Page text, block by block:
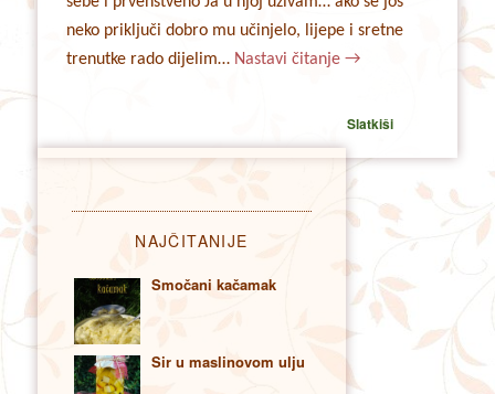
neko priključi dobro mu učinjelo, lijepe i sretne
trenutke rado dijelim… Nastavi čitanje→
Slatkiši
NAJČITANIJE
Smočani kačamak
Sir u maslinovom ulju